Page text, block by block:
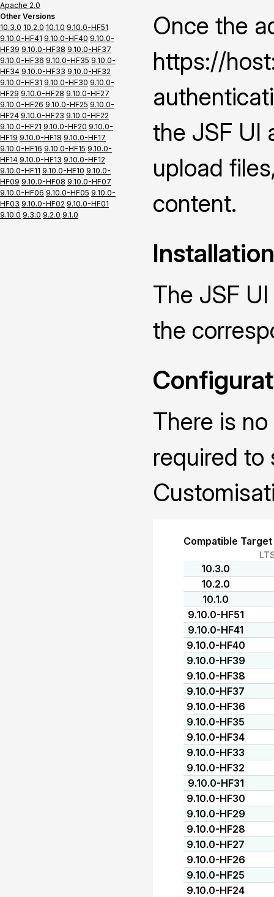
Apache 2.0
Other Versions
10.3.0 10.2.0 10.1.0 9.10.0-HF51
9.10.0-HF41 9.10.0-HF40 9.10.0-
HF39 9.10.0-HF38 9.10.0-HF37
9.10.0-HF36 9.10.0-HF35 9.10.0-
HF34 9.10.0-HF33 9.10.0-HF32
9.10.0-HF31 9.10.0-HF30 9.10.0-
HF29 9.10.0-HF28 9.10.0-HF27
9.10.0-HF26 9.10.0-HF25 9.10.0-
HF24 9.10.0-HF23 9.10.0-HF22
9.10.0-HF21 9.10.0-HF20 9.10.0-
HF19 9.10.0-HF18 9.10.0-HF17
9.10.0-HF16 9.10.0-HF15 9.10.0-
HF14 9.10.0-HF13 9.10.0-HF12
9.10.0-HF11 9.10.0-HF10 9.10.0-
HF09 9.10.0-HF08 9.10.0-HF07
9.10.0-HF06 9.10.0-HF05 9.10.0-
HF03 9.10.0-HF02 9.10.0-HF01
9.10.0 9.3.0 9.2.0 9.1.0
Once the
https://
the JSF UI
upload
content.
Installation
The JSF
the
There is
required to
Compatible
10.3.0
10.2.0
10.1.0
9.10.0-HF51
9.10.0-HF41
9.10.0-HF40
9.10.0-HF39
9.10.0-HF38
9.10.0-HF37
9.10.0-HF36
9.10.0-HF35
9.10.0-HF34
9.10.0-HF33
9.10.0-HF32
9.10.0-HF31
9.10.0-HF30
9.10.0-HF29
9.10.0-HF28
9.10.0-HF27
9.10.0-HF26
9.10.0-HF25
9.10.0-HF24